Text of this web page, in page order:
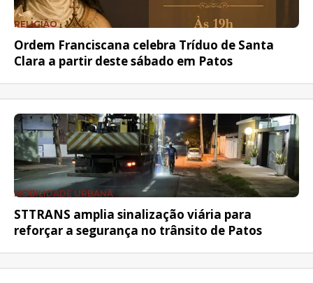
RELIGIÃO
Ordem Franciscana celebra Tríduo de Santa
Clara a partir deste sábado em Patos
MOBILIDADE URBANA
STTRANS amplia sinalização viária para
reforçar a segurança no trânsito de Patos